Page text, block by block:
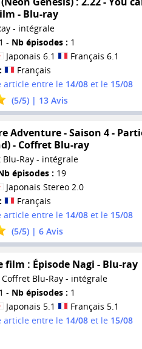
- Blu-ray
- intégrale
1 - Nb épisodes : 1
Japonais 6.1
Français 6.1
Français
article entre le 14/08et le 15/08
(5/5) | 13Avis
Adventure - Saison 4 -
- Coffret Blu-ray
Ray - intégrale
épisodes : 19
Japonais Stereo 2.0
Français
article entre le 14/08et le 15/08
(5/5) | 6Avis
film : Épisode Nagi - Blu-ray
Coffret Blu-Ray - intégrale
1 - Nb épisodes : 1
Japonais 5.1
Français 5.1
article entre le 14/08et le 15/08